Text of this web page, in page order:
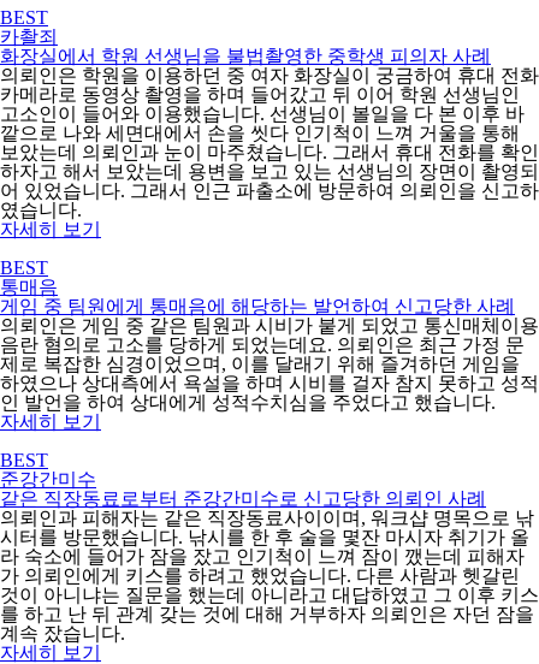
BEST
카촬죄
화장실에서 학원 선생님을 불법촬영한 중학생 피의자 사례
의뢰인은 학원을 이용하던 중 여자 화장실이 궁금하여 휴대 전화
카메라로 동영상 촬영을 하며 들어갔고 뒤 이어 학원 선생님인
고소인이 들어와 이용했습니다. 선생님이 볼일을 다 본 이후 바
깥으로 나와 세면대에서 손을 씻다 인기척이 느껴 거울을 통해
보았는데 의뢰인과 눈이 마주쳤습니다. 그래서 휴대 전화를 확인
하자고 해서 보았는데 용변을 보고 있는 선생님의 장면이 촬영되
어 있었습니다. 그래서 인근 파출소에 방문하여 의뢰인을 신고하
였습니다.
자세히 보기
BEST
통매음
게임 중 팀원에게 통매음에 해당하는 발언하여 신고당한 사례
의뢰인은 게임 중 같은 팀원과 시비가 붙게 되었고 통신매체이용
음란 혐의로 고소를 당하게 되었는데요. 의뢰인은 최근 가정 문
제로 복잡한 심경이었으며, 이를 달래기 위해 즐겨하던 게임을
하였으나 상대측에서 욕설을 하며 시비를 걸자 참지 못하고 성적
인 발언을 하여 상대에게 성적수치심을 주었다고 했습니다.
자세히 보기
BEST
준강간미수
같은 직장동료로부터 준강간미수로 신고당한 의뢰인 사례
의뢰인과 피해자는 같은 직장동료사이이며, 워크샵 명목으로 낚
시터를 방문했습니다. 낚시를 한 후 술을 몇잔 마시자 취기가 올
라 숙소에 들어가 잠을 잤고 인기척이 느껴 잠이 깼는데 피해자
가 의뢰인에게 키스를 하려고 했었습니다. 다른 사람과 헷갈린
것이 아니냐는 질문을 했는데 아니라고 대답하였고 그 이후 키스
를 하고 난 뒤 관계 갖는 것에 대해 거부하자 의뢰인은 자던 잠을
계속 잤습니다.
자세히 보기